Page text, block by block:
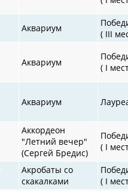
Аквариум
( III
Аквариум
( I
Аквариум
Аккордеон
"Летний вечер"
(Сергей Бредис)
( I
Акробаты со
скакалками
( I